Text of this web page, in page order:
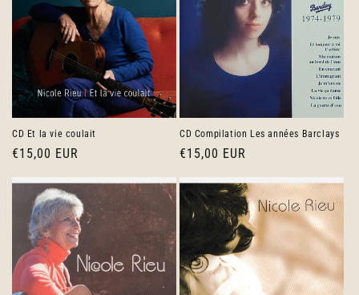
t
i
o
n
:
CD Et la vie coulait
Prix
€15,00 EUR
CD Compilation Les années Barclays
Prix
€15,00 EUR